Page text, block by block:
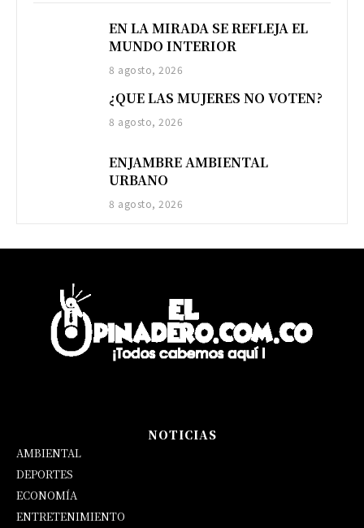
EN LA MIRADA SE REFLEJA EL
MUNDO INTERIOR
8 agosto, 2026
¿QUE LAS MUJERES NO VOTEN?
8 agosto, 2026
ENJAMBRE AMBIENTAL
URBANO
8 agosto, 2026
NOTICIAS
AMBIENTAL
DEPORTES
ECONOMÍA
ENTRETENIMIENTO